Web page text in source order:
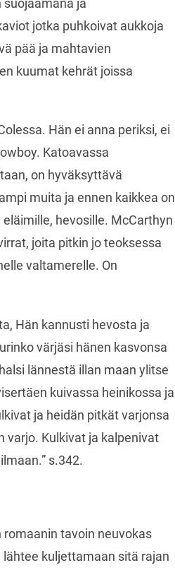
jotka puhkoivat aukkoja
pää ja mahtavien
kuumat kehrät joissa
Hän ei anna periksi, ei
Katoavassa
on hyväksyttävä
muita ja ennen kaikkea on
hevosille. McCarthyn
joita pitkin jo teoksessa
valtamerelle. On
Hän kannusti hevosta ja
värjäsi hänen kasvonsa
lännestä illan maan ylitse
kuivassa heinikossa ja
ja heidän pitkät varjonsa
varjo. Kulkivat ja kalpenivat
s.342.
tavoin neuvokas
kuljettamaan sitä rajan